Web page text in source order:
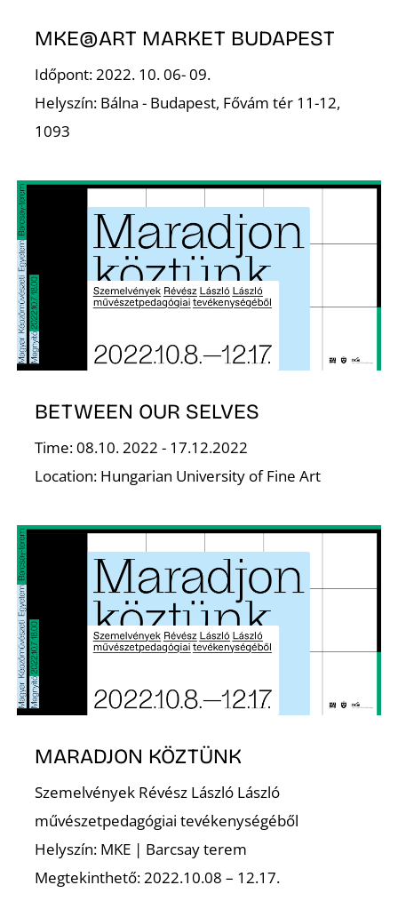
MKE@ART MARKET BUDAPEST
Időpont: 2022. 10. 06- 09.
Helyszín: Bálna - Budapest, Fővám tér 11-12,
1093
BETWEEN OUR SELVES
Time: 08.10. 2022 - 17.12.2022
Location: Hungarian University of Fine Art
MARADJON KÖZTÜNK
Szemelvények Révész László László
művészetpedagógiai tevékenységéből
Helyszín: MKE | Barcsay terem
Megtekinthető: 2022.10.08 – 12.17.